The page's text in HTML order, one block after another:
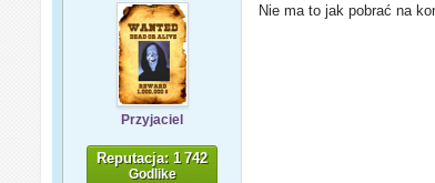
Przyjaciel
Reputacja: 1 742
Godlike
Nie ma to jak pobrać na